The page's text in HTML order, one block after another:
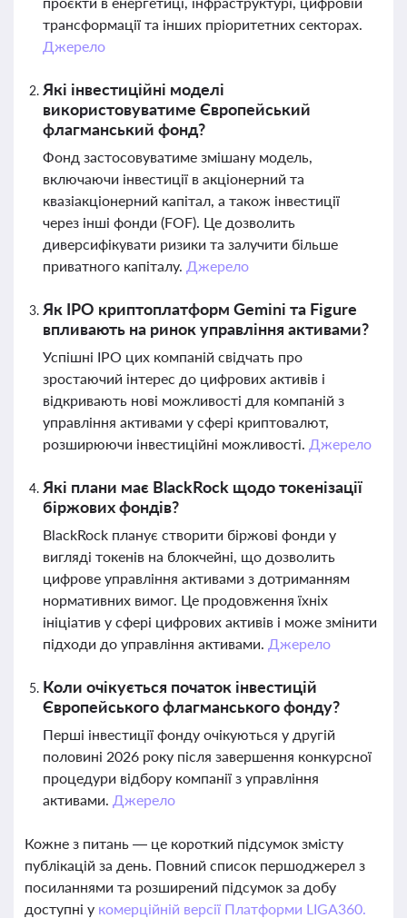
трансформації та інших пріоритетних секторах.
Джерело
Які інвестиційні моделі
використовуватиме Європейський
флагманський фонд?
Фонд застосовуватиме змішану модель,
включаючи інвестиції в акціонерний та
квазіакціонерний капітал, а також інвестиції
через інші фонди (FOF). Це дозволить
диверсифікувати ризики та залучити більше
приватного капіталу. Джерело
Як IPO криптоплатформ Gemini та Figure
впливають на ринок управління активами?
Успішні IPO цих компаній свідчать про
зростаючий інтерес до цифрових активів і
відкривають нові можливості для компаній з
управління активами у сфері криптовалют,
розширюючи інвестиційні можливості. Джерело
Які плани має BlackRock щодо токенізації
біржових фондів?
BlackRock планує створити біржові фонди у
вигляді токенів на блокчейні, що дозволить
цифрове управління активами з дотриманням
нормативних вимог. Це продовження їхніх
ініціатив у сфері цифрових активів і може змінити
підходи до управління активами. Джерело
Коли очікується початок інвестицій
Європейського флагманського фонду?
Перші інвестиції фонду очікуються у другій
половині 2026 року після завершення конкурсної
процедури відбору компанії з управління
активами. Джерело
Кожне з питань — це короткий підсумок змісту
публікацій за день. Повний список першоджерел з
посиланнями та розширений підсумок за добу
доступні у комерційній версії Платформи LIGA360.